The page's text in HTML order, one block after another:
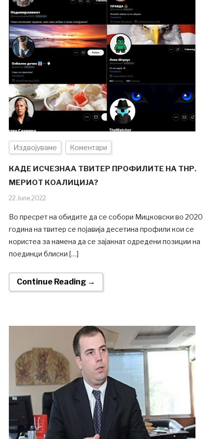
Издвојуваме Коментари
КАДЕ ИСЧЕЗНАА ТВИТЕР ПРОФИЛИТЕ НА ТНР.
МЕРИОТ КОАЛИЦИЈА?
22.June.2022
Во пресрет на обидите да се собори Мицковски во 2020
година на твитер се појавија десетина профили кои се
користеа за намена да се зајакнат одредени позиции на
поединци блиски […]
Continue Reading →